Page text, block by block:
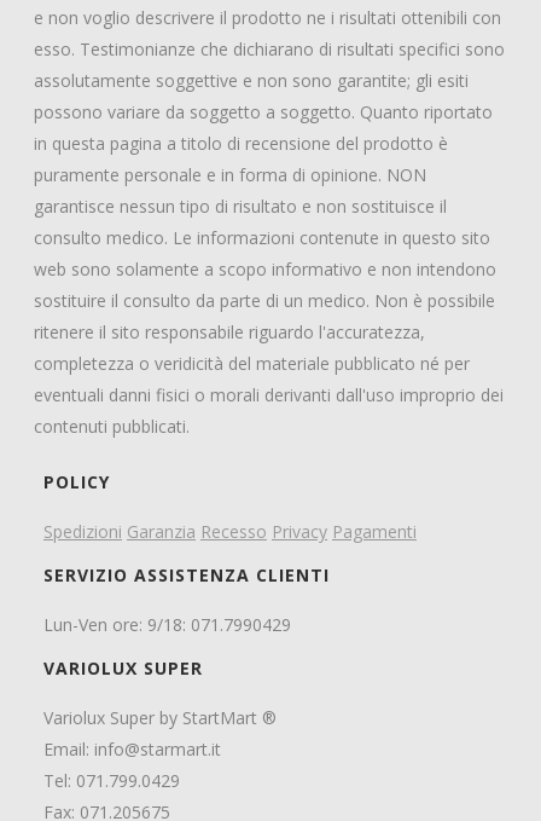
e non voglio descrivere il prodotto ne i risultati ottenibili con
esso. Testimonianze che dichiarano di risultati specifici sono
assolutamente soggettive e non sono garantite; gli esiti
possono variare da soggetto a soggetto. Quanto riportato
in questa pagina a titolo di recensione del prodotto è
puramente personale e in forma di opinione. NON
garantisce nessun tipo di risultato e non sostituisce il
consulto medico. Le informazioni contenute in questo sito
web sono solamente a scopo informativo e non intendono
sostituire il consulto da parte di un medico. Non è possibile
ritenere il sito responsabile riguardo l'accuratezza,
completezza o veridicità del materiale pubblicato né per
eventuali danni fisici o morali derivanti dall'uso improprio dei
contenuti pubblicati.
POLICY
Spedizioni Garanzia Recesso Privacy Pagamenti
SERVIZIO ASSISTENZA CLIENTI
Lun-Ven ore: 9/18: 071.7990429
VARIOLUX SUPER
Variolux Super by StartMart ®
Email: info@starmart.it
Tel: 071.799.0429
Fax: 071.205675